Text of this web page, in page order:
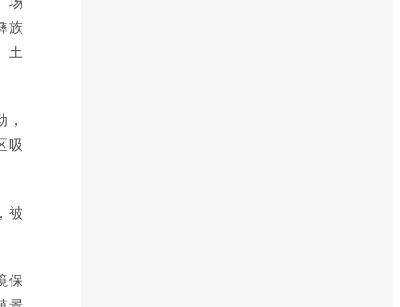
族
土
吸
被
保